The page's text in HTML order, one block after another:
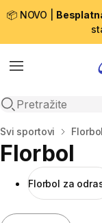
📦 NOVO |
Menu
Open search
Početna stranica
Svi sportovi Florbol
Florbol
Florbol za